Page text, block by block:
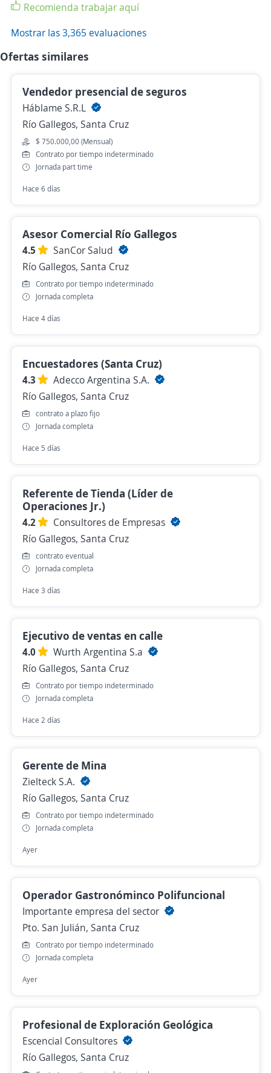
Recomienda trabajar aquí
Mostrar las 3,365 evaluaciones
Ofertas similares
Vendedor presencial de seguros
Háblame S.R.L
Río Gallegos, Santa Cruz
$ 750.000,00 (Mensual)
Contrato por tiempo indeterminado
Jornada part time
Hace 6 días
Asesor Comercial Río Gallegos
4.5
SanCor Salud
Río Gallegos, Santa Cruz
Contrato por tiempo indeterminado
Jornada completa
Hace 4 días
Encuestadores (Santa Cruz)
4.3
Adecco Argentina S.A.
Río Gallegos, Santa Cruz
contrato a plazo fijo
Jornada completa
Hace 5 días
Referente de Tienda (Líder de
Operaciones Jr.)
4.2
Consultores de Empresas
Río Gallegos, Santa Cruz
contrato eventual
Jornada completa
Hace 3 días
Ejecutivo de ventas en calle
4.0
Wurth Argentina S.a
Río Gallegos, Santa Cruz
Contrato por tiempo indeterminado
Jornada completa
Hace 2 días
Gerente de Mina
Zielteck S.A.
Río Gallegos, Santa Cruz
Contrato por tiempo indeterminado
Jornada completa
Ayer
Operador Gastronóminco Polifuncional
Importante empresa del sector
Pto. San Julián, Santa Cruz
Contrato por tiempo indeterminado
Jornada completa
Ayer
Profesional de Exploración Geológica
Escencial Consultores
Río Gallegos, Santa Cruz